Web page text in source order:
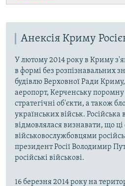
Анексія Криму
У лютому 2014 року в Криму
в формі без розпізнавальних
будівлю Верховної Ради
аеропорт, Керченську поромну
стратегічні об'єкти, а також
українських військ. Російська
відмовлялася визнавати, що ці
військовослужбовцями
президент Росії Володимир
російські військові.
16 березня 2014 року на